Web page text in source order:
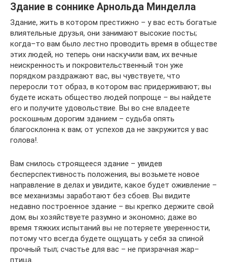
Здание в соннике Арнольда Минделла
Здание, жить в котором престижно – у вас есть богатые
влиятельные друзья, они занимают высокие посты;
когда–то вам было лестно проводить время в обществе
этих людей, но теперь они наскучили вам, их вечные
неискренность и покровительственный тон уже
порядком раздражают вас, вы чувствуете, что
переросли тот образ, в котором вас придерживают; вы
будете искать общество людей попроще – вы найдете
его и получите удовольствие. Вы во сне владеете
роскошным дорогим зданием – судьба опять
благосклонна к вам; от успехов да не закружится у вас
голова!.
Вам снилось строящееся здание – увидев
бесперспективность положения, вы возьмете новое
направление в делах и увидите, какое будет оживление –
все механизмы заработают без сбоев. Вы видите
недавно построенное здание – вы крепко держите свой
дом; вы хозяйствуете разумно и экономно; даже во
время тяжких испытаний вы не потеряете уверенности,
потому что всегда будете ощущать у себя за спиной
прочный тыл; счастье для вас – не призрачная жар–
птица.